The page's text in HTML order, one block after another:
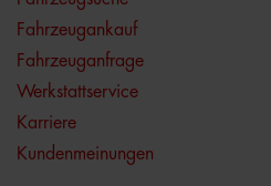
Fahrzeugankauf
Fahrzeuganfrage
Werkstattservice
Karriere
Kundenmeinungen